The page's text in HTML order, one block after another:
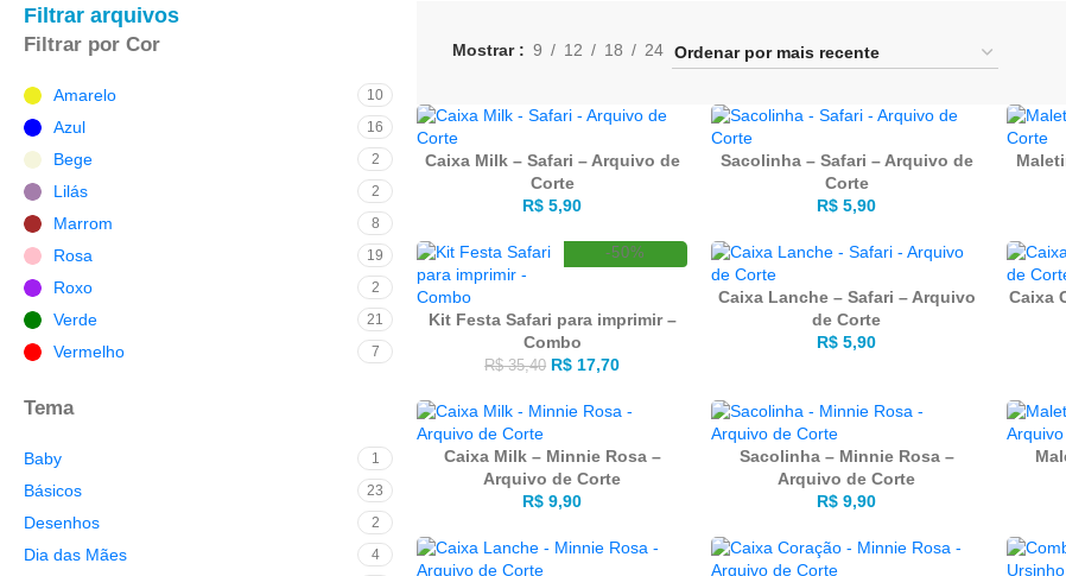
Filtrar arquivos
Filtrar por Cor
Amarelo 10
Azul 16
Bege 2
Lilás 2
Marrom 8
Rosa 19
Roxo 2
Verde 21
Vermelho 7
Tema
Baby 1
Básicos 23
Desenhos 2
Dia das Mães 4
Mostrar 9 12 18 24
Caixa Milk – Safari – Arquivo de
Corte
R$ 5,90
Sacolinha – Safari – Arquivo de
Corte
R$ 5,90
-50%
Kit Festa Safari para imprimir –
Combo
R$35,40 R$ 17,70
Caixa Lanche – Safari – Arquivo
de Corte
R$ 5,90
Caixa
Caixa Milk – Minnie Rosa –
Arquivo de Corte
R$ 9,90
Sacolinha – Minnie Rosa –
Arquivo de Corte
R$ 9,90